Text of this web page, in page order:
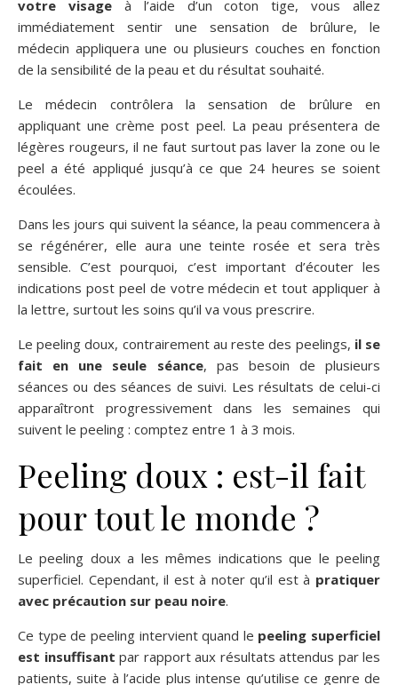
votre visageà l’aide d’un coton tige, vous allez
immédiatement sentir une sensation de brûlure, le
médecin appliquera une ou plusieurs couches en fonction
de la sensibilité de la peau et du résultat souhaité.
Le médecin contrôlera la sensation de brûlure en
appliquant une crème post peel. La peau présentera de
légères rougeurs, il ne faut surtout pas laver la zone ou le
peel a été appliqué jusqu’à ce que 24 heures se soient
écoulées.
Dans les jours qui suivent la séance, la peau commencera à
se régénérer, elle aura une teinte rosée et sera très
sensible. C’est pourquoi, c’est important d’écouter les
indications post peel de votre médecin et tout appliquer à
la lettre, surtout les soins qu’il va vous prescrire.
Le peeling doux, contrairement au reste des peelings, il se
fait en une seule séance, pas besoin de plusieurs
séances ou des séances de suivi. Les résultats de celui-ci
apparaîtront progressivement dans les semaines qui
suivent le peeling : comptez entre 1 à 3 mois.
Peeling doux : est-il fait
pour tout le monde ?
Le peeling doux a les mêmes indications que le peeling
superficiel. Cependant, il est à noter qu’il est à pratiquer
avec précaution sur peau noire.
Ce type de peeling intervient quand le peeling superficiel
est insuffisant par rapport aux résultats attendus par les
patients, suite à l’acide plus intense qu’utilise ce genre de